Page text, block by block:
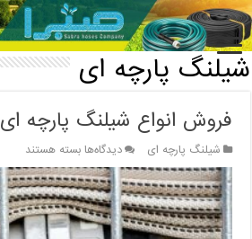
خانه / شیلنگ پارچه ای
شیلنگ پارچه ای
فروش انواع شیلنگ پارچه ای
شیلنگ پارچه ای دیدگاه‌هابرای
فروش
انواع
شیلنگ
پارچه
ای
بسته هستند